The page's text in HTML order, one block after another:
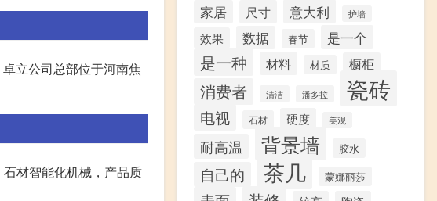
立公司总部位于河南焦
材智能化机械，产品质
家居 尺寸 意大利 护墙
效果 数据 春节 是一个
是一种 材料 材质 橱柜
消费者 清洁 潘多拉 瓷砖
电视 石材 硬度 美观
耐高温 背景墙 胶水
自己的 茶几 蒙娜丽莎